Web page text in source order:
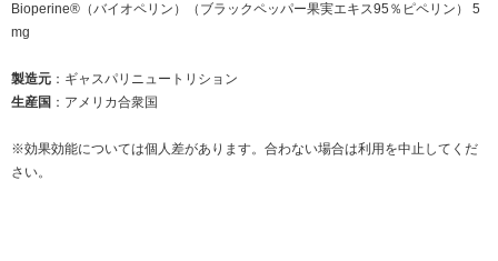
Bioperine®（バイオペリン）（ブラックペッパー果実エキス95％ピペリン） 5
mg
製造元 ：ギャスパリニュートリション
生産国 ：アメリカ合衆国
※効果効能については個人差があります。合わない場合は利用を中止してくだ
さい。